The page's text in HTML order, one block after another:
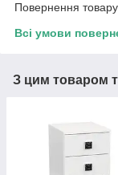
Повернення
Всі умови
З цим товаром